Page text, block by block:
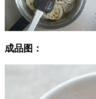
成品图：